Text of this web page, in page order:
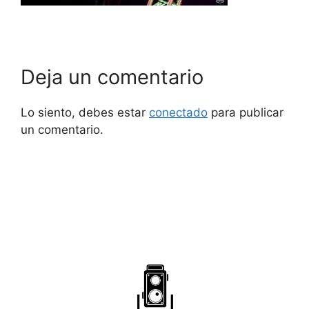
Deja un comentario
Lo siento, debes estar conectado para publicar
un comentario.